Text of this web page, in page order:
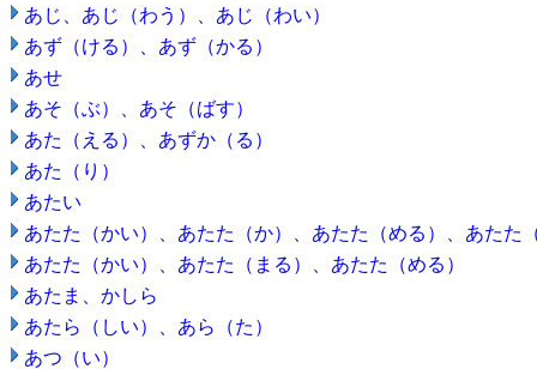
あじ、あじ（わう）、あじ（わい）
あず（ける）、あず（かる）
あせ
あそ（ぶ）、あそ（ばす）
あた（える）、あずか（る）
あた（り）
あたい
あたた（かい）、あたた（か）、あたた（める）、あたた
あたた（かい）、あたた（まる）、あたた（める）
あたま、かしら
あたら（しい）、あら（た）
あつ（い）